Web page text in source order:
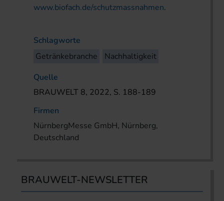
www.biofach.de/schutzmassnahmen.
Schlagworte
Getränkebranche
Nachhaltigkeit
Quelle
BRAUWELT 8, 2022, S. 188-189
Firmen
NürnbergMesse GmbH, Nürnberg,
Deutschland
BRAUWELT-NEWSLETTER